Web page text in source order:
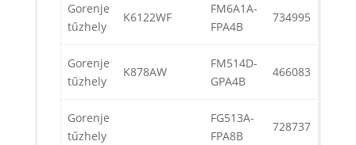
Gorenje
tűzhely
K6122WF
FM6A1A-
FPA4B
734995
Gorenje
tűzhely
K878AW
FM514D-
GPA4B
466083
Gorenje
tűzhely
FG513A-
FPA8B
728737